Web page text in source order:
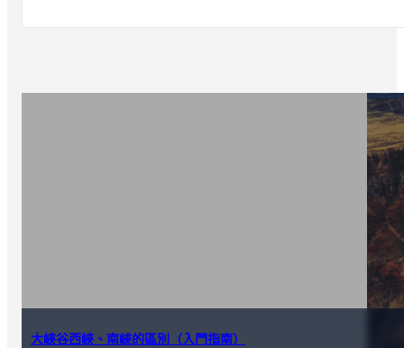
大峽谷西峽、南峽的區別（入門指南）